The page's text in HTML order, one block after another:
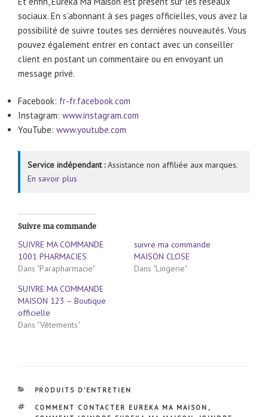
sociaux. En s’abonnant à ses pages officielles, vous avez la
possibilité de suivre toutes ses dernières nouveautés. Vous
pouvez également entrer en contact avec un conseiller
client en postant un commentaire ou en envoyant un
message privé.
Facebook: fr-fr.facebook.com
Instagram: www.instagram.com
YouTube: www.youtube.com
Service indépendant :Assistance non affiliée aux marques.
En savoir plus
Suivre ma commande
SUIVRE MA COMMANDE
1001 PHARMACIES
Dans "Parapharmacie"
suivre ma commande
MAISON CLOSE
Dans "Lingerie"
SUIVRE MA COMMANDE
MAISON 123 – Boutique
officielle
Dans "Vêtements"
CATÉGORIES
PRODUITS D'ENTRETIEN
ÉTIQUETTES
COMMENT CONTACTER EUREKA MA MAISON ,